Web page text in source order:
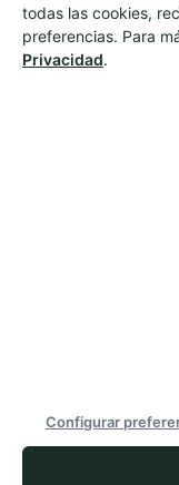
todas las cookies,
preferencias. Para
Privacidad.
Configurar